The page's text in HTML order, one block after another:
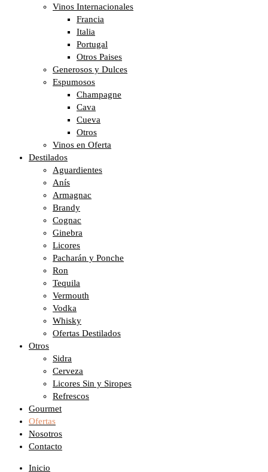
Vinos Internacionales
Francia
Italia
Portugal
Otros Paises
Generosos y Dulces
Espumosos
Champagne
Cava
Cueva
Otros
Vinos en Oferta
Destilados
Aguardientes
Anís
Armagnac
Brandy
Cognac
Ginebra
Licores
Pacharán y Ponche
Ron
Tequila
Vermouth
Vodka
Whisky
Ofertas Destilados
Otros
Sidra
Cerveza
Licores Sin y Siropes
Refrescos
Gourmet
Ofertas
Nosotros
Contacto
Inicio